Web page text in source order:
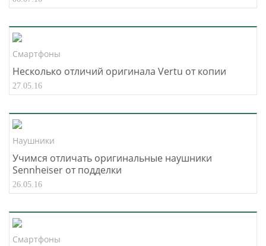
Смартфоны
Несколько отличий оригинала Vertu от копии
27.05.16
Наушники
Учимся отличать оригинальные наушники
Sennheiser от подделки
26.05.16
Смартфоны